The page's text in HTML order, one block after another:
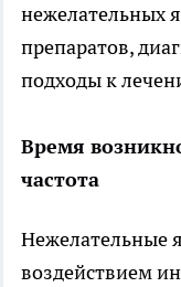
нежелательных
препаратов,
подходы к
Время
частота
Нежелательные
воздействием